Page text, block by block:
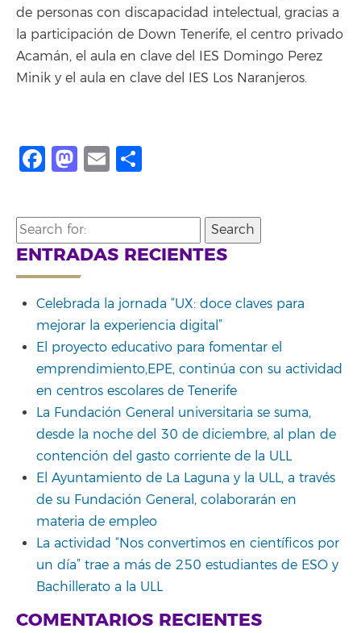
de personas con discapacidad intelectual, gracias a
la participación de Down Tenerife, el centro privado
Acamán, el aula en clave del IES Domingo Perez
Minik y el aula en clave del IES Los Naranjeros.
Facebook
Mastodon
Email
Search
for:
ENTRADAS RECIENTES
Celebrada la jornada “UX: doce claves para
mejorar la experiencia digital”
El proyecto educativo para fomentar el
emprendimiento,EPE, continúa con su actividad
en centros escolares de Tenerife
La Fundación General universitaria se suma,
desde la noche del 30 de diciembre, al plan de
contención del gasto corriente de la ULL
El Ayuntamiento de La Laguna y la ULL, a través
de su Fundación General, colaborarán en
materia de empleo
La actividad “Nos convertimos en científicos por
un día” trae a más de 250 estudiantes de ESO y
Bachillerato a la ULL
COMENTARIOS RECIENTES